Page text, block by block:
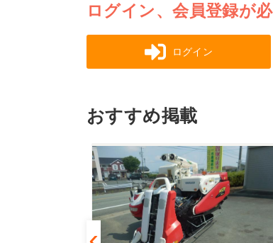
ログイン、会員登録が必
ログイン
おすすめ掲載